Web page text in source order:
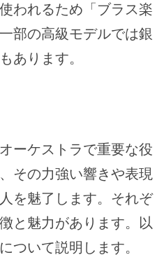
われるため「ブラス楽
部の高級モデルでは銀
あります。
ーケストラで重要な役
その力強い響きや表現
を魅了します。それぞ
と魅力があります。以
ついて説明します。